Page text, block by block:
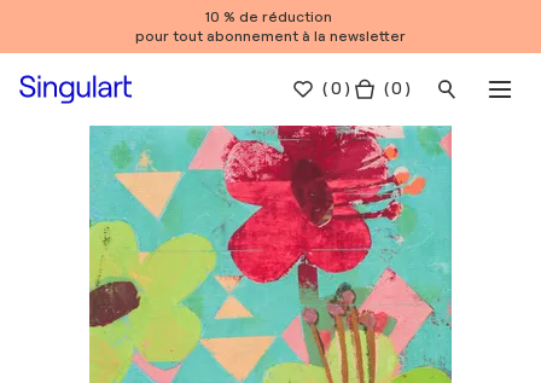
10 % de réduction
pour tout abonnement à la newsletter
(0 ) ( 0 )